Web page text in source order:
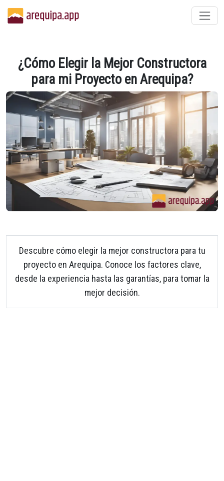
¿Cómo Elegir la Mejor Constructora
para mi Proyecto en Arequipa?
Descubre cómo elegir la mejor constructora para tu
proyecto en Arequipa. Conoce los factores clave,
desde la experiencia hasta las garantías, para tomar la
mejor decisión.